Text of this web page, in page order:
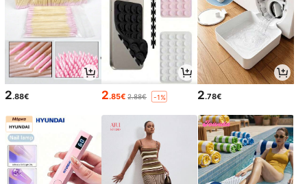
2.88€ 2.85€ 2.88€ -1% 2.78€